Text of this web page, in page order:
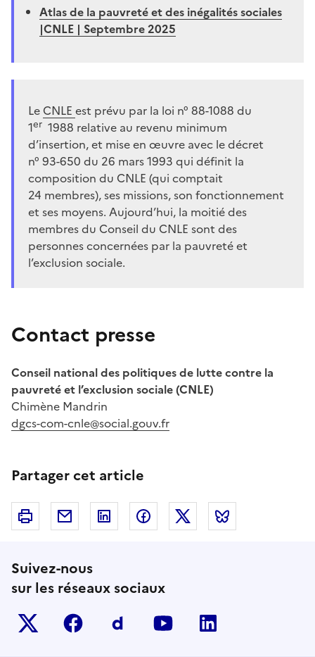
Atlas de la pauvreté et des inégalités sociales
|CNLE | Septembre 2025
Le CNLE est prévu par la loi n° 88-1088 du
1er 1988 relative au revenu minimum
d’insertion, et mise en œuvre avec le décret
n° 93-650 du 26 mars 1993 qui définit la
composition du CNLE (qui comptait
24 membres), ses missions, son fonctionnement
et ses moyens. Aujourd’hui, la moitié des
membres du Conseil du CNLE sont des
personnes concernées par la pauvreté et
l’exclusion sociale.
Contact presse
Conseil national des politiques de lutte contre la
pauvreté et l’exclusion sociale (CNLE)
Chimène Mandrin
dgcs-com-cnle@social.gouv.fr
Partager cet article
Imprimer Courriel Linkedin FacebookTwitter
Suivez-nous
sur les réseaux sociaux
Twitter-x facebook Dailymotion
youtube